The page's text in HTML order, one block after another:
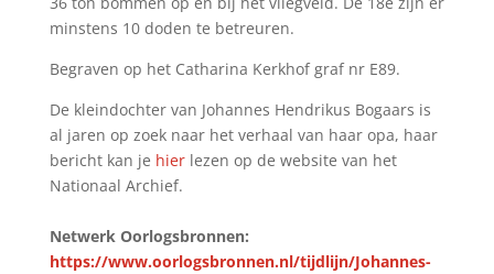
minstens 10 doden te betreuren.
Begraven op het Catharina Kerkhof graf nr E89.
De kleindochter van Johannes Hendrikus Bogaars is
al jaren op zoek naar het verhaal van haar opa, haar
bericht kan je hierlezen op de website van het
Nationaal Archief.
Netwerk Oorlogsbronnen:
https://www.oorlogsbronnen.nl/tijdlijn/Johannes-